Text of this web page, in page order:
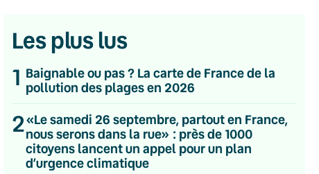
Les plus lus
1 Baignable ou pas ? La carte de France de la
pollution des plages en 2026
2«Le samedi 26 septembre, partout en France,
nous serons dans la rue» : près de 1000
citoyens lancent un appel pour un plan
d’urgence climatique